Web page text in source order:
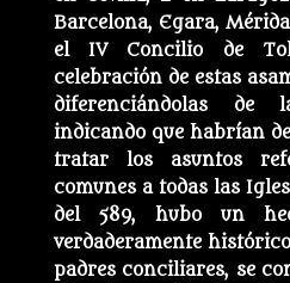
Barcelona, Egara,
el IV Concilio de
celebración de estas
diferenciándolas de
indicando que habrían
tratar los asuntos
comunes a todas las
del 589, hubo un
verdaderamente
padres conciliares, se